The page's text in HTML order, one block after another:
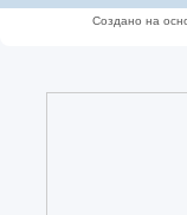
Создано на